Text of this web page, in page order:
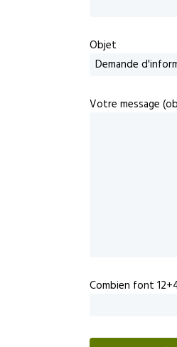
Objet
Votre message
Combien font